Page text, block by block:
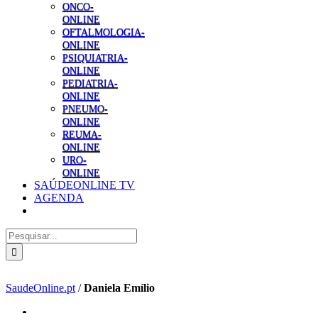
ONCO-
ONLINE
OFTALMOLOGIA-
ONLINE
PSIQUIATRIA-
ONLINE
PEDIATRIA-
ONLINE
PNEUMO-
ONLINE
REUMA-
ONLINE
URO-
ONLINE
SAÚDEONLINE TV
AGENDA
Pesquisar
SaudeOnline.pt /Daniela Emílio